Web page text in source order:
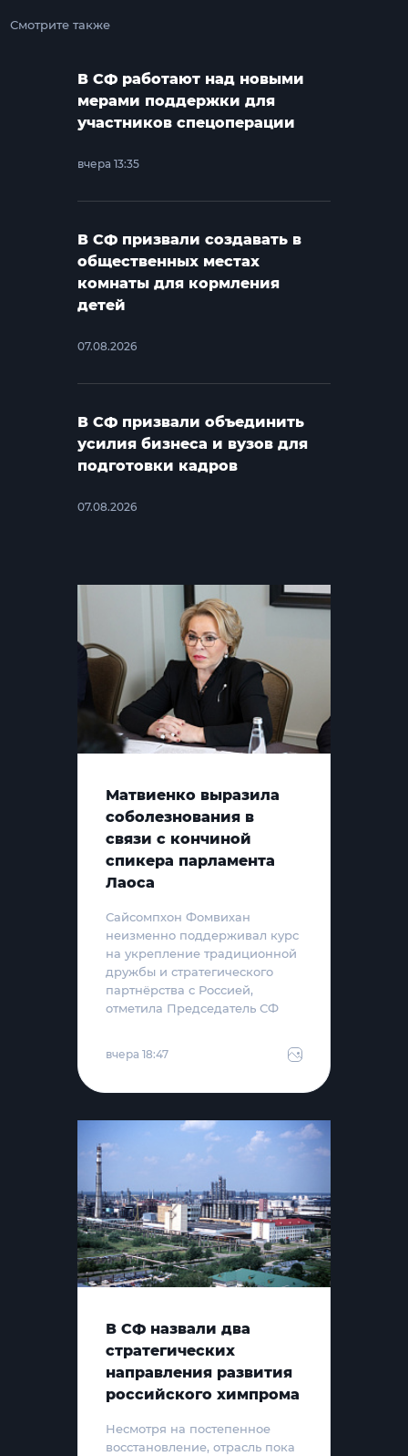
Смотрите также
В СФ работают над новыми
мерами поддержки для
участников спецоперации
вчера 13:35
В СФ призвали создавать в
общественных местах
комнаты для кормления
детей
07.08.2026
В СФ призвали объединить
усилия бизнеса и вузов для
подготовки кадров
07.08.2026
Матвиенко выразила
соболезнования в
связи с кончиной
спикера парламента
Лаоса
Сайсомпхон Фомвихан
неизменно поддерживал курс
на укрепление традиционной
дружбы и стратегического
партнёрства с Россией,
отметила Председатель СФ
вчера 18:47
В СФ назвали два
стратегических
направления развития
российского химпрома
Несмотря на постепенное
восстановление, отрасль пока